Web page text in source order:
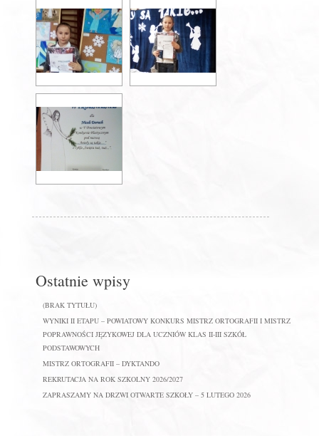
Ostatnie wpisy
(BRAK TYTUŁU)
WYNIKI II ETAPU – POWIATOWY KONKURS MISTRZ ORTOGRAFII I MISTRZ
POPRAWNOŚCI JĘZYKOWEJ DLA UCZNIÓW KLAS II-III SZKÓŁ
PODSTAWOWYCH
MISTRZ ORTOGRAFII – DYKTANDO
REKRUTACJA NA ROK SZKOLNY 2026/2027
ZAPRASZAMY NA DRZWI OTWARTE SZKOŁY – 5 LUTEGO 2026